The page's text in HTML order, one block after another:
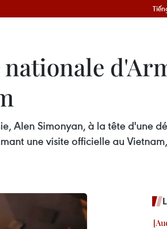
Alen Simonyan, à la tête d'une
une visite officielle au